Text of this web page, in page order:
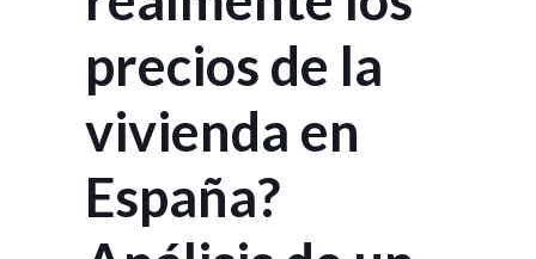
precios de la
vivienda en
España?